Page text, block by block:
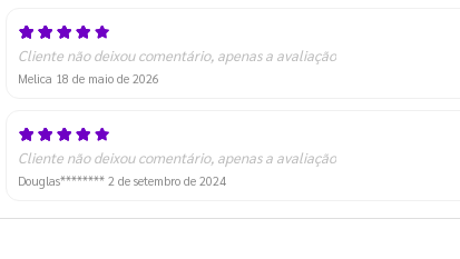
Cliente não deixou comentário, apenas a avaliação
Melica 18 de maio de 2026
Cliente não deixou comentário, apenas a avaliação
Douglas******** 2 de setembro de 2024